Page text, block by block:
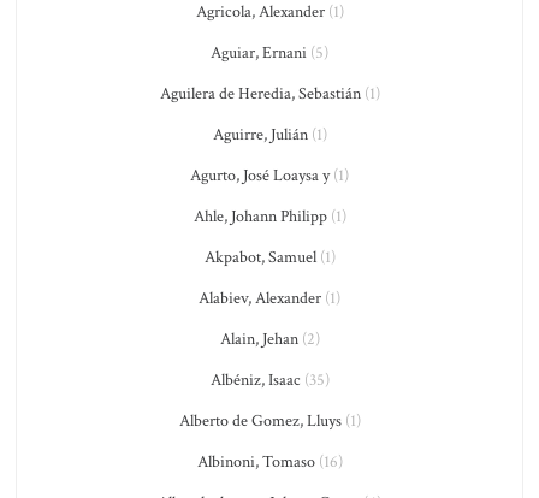
Agricola, Alexander(1)
Aguiar, Ernani (5)
Aguilera de Heredia, Sebastián(1)
Aguirre, Julián(1)
Agurto, José Loaysa y(1)
Ahle, Johann Philipp(1)
Akpabot, Samuel(1)
Alabiev, Alexander (1)
Alain, Jehan(2)
Albéniz, Isaac (35)
Alberto de Gomez, Lluys(1)
Albinoni, Tomaso(16)